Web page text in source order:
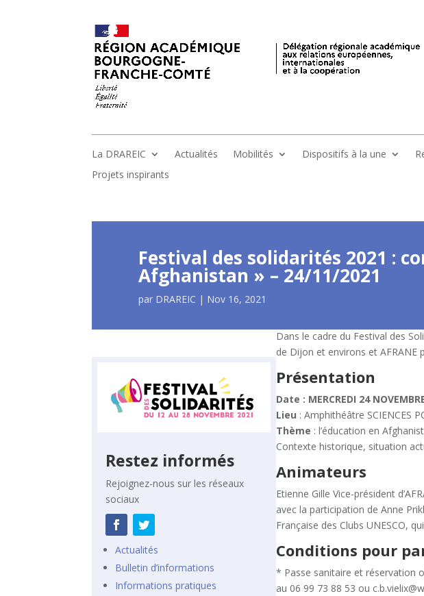
La DRAREIC Actualités Mobilités Dispositifs à la une
Projets inspirants
Festival des solidarités 2021 :
Afghanistan » – 24/11/2021
par DRAREIC | Nov 16, 2021
Restez informés
Rejoignez-nous sur les réseaux
sociaux
Actualités
Bulletin d’informations
Informations pratiques
Dans le cadre du Festival des
de Dijon et environs et
Présentation
Date : MERCREDI 24
Lieu : Amphithéâtre SCIENCES
Thème : l’éducation en
Contexte historique, situation
Animateurs
Etienne Gille Vice-président
avec la participation de Anne
Française des Clubs UNESCO,
Conditions pour
* Passe sanitaire et réservation
au 06 99 73 88 53 ou